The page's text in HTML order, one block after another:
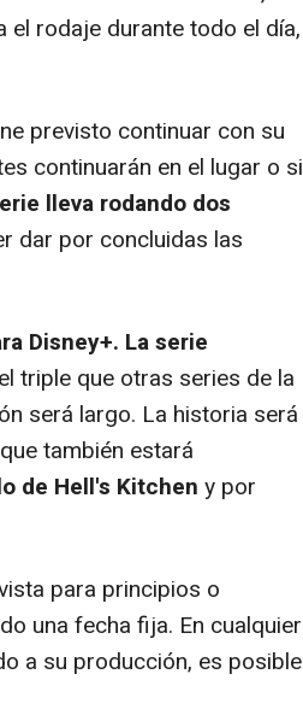
el rodaje durante todo el día,
previsto continuar con su
continuarán en el lugar o si
lleva rodando dos
dar por concluidas las
Disney+. La serie
triple que otras series de la
será largo. La historia será
también estará
de Hell's Kitchen y por
para principios o
una fecha fija. En cualquier
a su producción, es posible